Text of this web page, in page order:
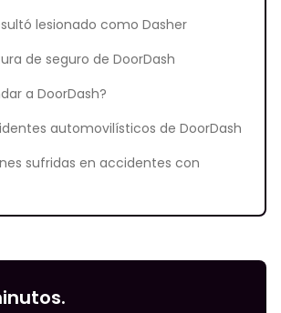
lesionado como Dasher
de seguro de DoorDash
a DoorDash?
automovilísticos de DoorDash
sufridas en accidentes con